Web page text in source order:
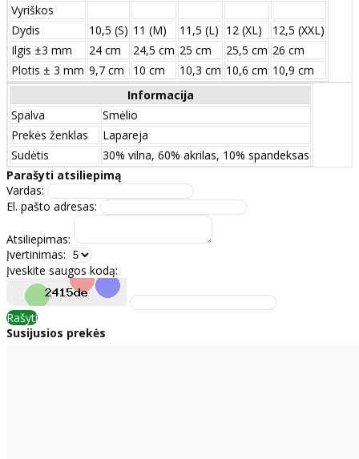
Vyriškos
Dydis
10,5 (S) 11 (M) 11,5 (L) 12 (XL)
12,5 (XXL)
Ilgis ±3 mm
24 сm 24,5 сm 25 сm 25,5 сm 26 сm
Plotis ± 3 mm 9,7 сm 10 сm 10,3 сm 10,6 сm 10,9 сm
Informacija
Spalva
Smėlio
Prekės ženklas
Lapareja
Sudėtis
30% vilna, 60% akrilas, 10% spandeksas
Parašyti atsiliepimą
Vardas:
El. pašto adresas:
Atsiliepimas:
Įvertinimas:
Įveskite saugos kodą:
Rašyti
Susijusios prekės